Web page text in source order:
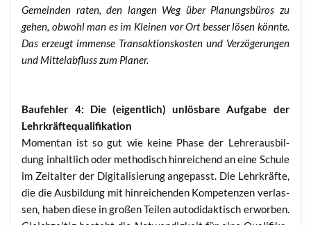
Gemein­den raten, den lan­gen Weg über Pla­nungs­bü­ros zu
gehen, obwohl man es im Klei­nen vor Ort bes­ser lösen könn­te.
Das erzeugt immense Trans­ak­ti­ons­kos­ten und Ver­zö­ge­run­gen
und Mit­tel­ab­fluss zum Planer.
Bau­feh­ler 4: Die (eigent­lich) unlös­ba­re Auf­ga­be der
Lehrkräftequalifikation
Momen­tan ist so gut wie kei­ne Pha­se der Leh­rer­aus­bil­
dung inhalt­lich oder metho­disch hin­rei­chend an eine Schu­le
im Zeit­al­ter der Digi­ta­li­sie­rung ange­passt. Die Lehr­kräf­te,
die die Aus­bil­dung mit hin­rei­chen­den Kom­pe­ten­zen ver­las­
sen, haben die­se in gro­ßen Tei­len auto­di­dak­tisch erwor­ben.